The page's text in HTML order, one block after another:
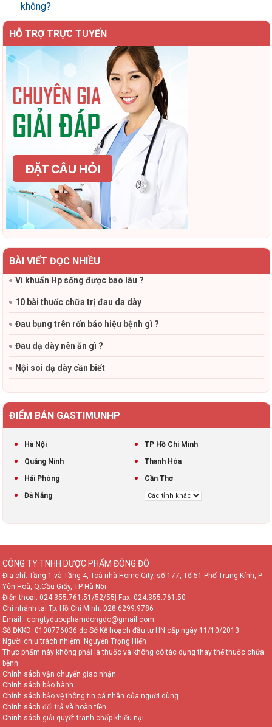
không?
HỖ TRỢ TRỰC TUYẾN
BÀI VIẾT ĐỌC NHIỀU
Vi khuẩn Hp sống được bao lâu ?
10 bài thuốc chữa trị đau da dày
Đau bụng trên rốn báo hiệu bệnh gì ?
Đau dạ dày nên ăn gì ?
Nội soi dạ dày cần biết
ĐIỂM BÁN GASTIMUNHP
Hà Nội
TP Hồ Chí Minh
Quảng Ninh
Thanh Hóa
Hải Phòng
Cần Thơ
Đà Nẵng
CÔNG TY TNHH DƯỢC PHẨM ĐÔNG ĐÔ
Địa chỉ: Tầng 1 và Tầng 4, Toà nhà Home City, số 177, Tổ 51 Phố Trung Kính, P.
Yên Hoà, Q.Cầu Giấy, TP Hà Nội
Điện thoại: 024.355.761.51/52/55
| Fax: 024.355.761.50
Chi nhánh tại Tp. Hồ Chí Minh: 028.6299.9786
Email : congtyduocphamdongdo@gmail.com
Số ĐKKD: 0100776036 do Sở Kế hoạch đầu tư HN cấp ngày 11/10/2013.
Người chịu trách nhiệm: Nguyễn Trọng Hiển
Thực phẩm này không phải là thuốc và không có tác dụng thay thế thuốc chữa
bệnh
Chính sách vận chuyển giao nhận
Chính sách bảo hành
Chính sách bảo vệ thông tin cá nhân của người dùng
Chính sách đổi trả và hoàn tiền
Chính sách giải quyết tranh chấp khiếu nại
TƯ VẤN TRỰC TUYẾN
0981 966 152 các chuyên gia sẽ tư
vấn sớm nhất cho bạn!